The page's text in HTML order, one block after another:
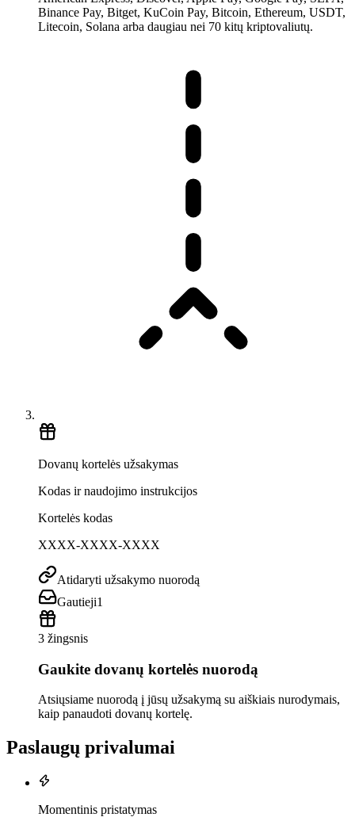
Binance Pay, Bitget, KuCoin Pay, Bitcoin, Ethereum, USDT,
Litecoin, Solana arba daugiau nei 70 kitų kriptovaliutų.
Dovanų kortelės užsakymas
Kodas ir naudojimo instrukcijos
Kortelės kodas
XXXX-XXXX-XXXX
Atidaryti užsakymo nuorodą
Gautieji1
3 žingsnis
Gaukite dovanų kortelės nuorodą
Atsiųsiame nuorodą į jūsų užsakymą su aiškiais nurodymais,
kaip panaudoti dovanų kortelę.
Paslaugų privalumai
Momentinis pristatymas